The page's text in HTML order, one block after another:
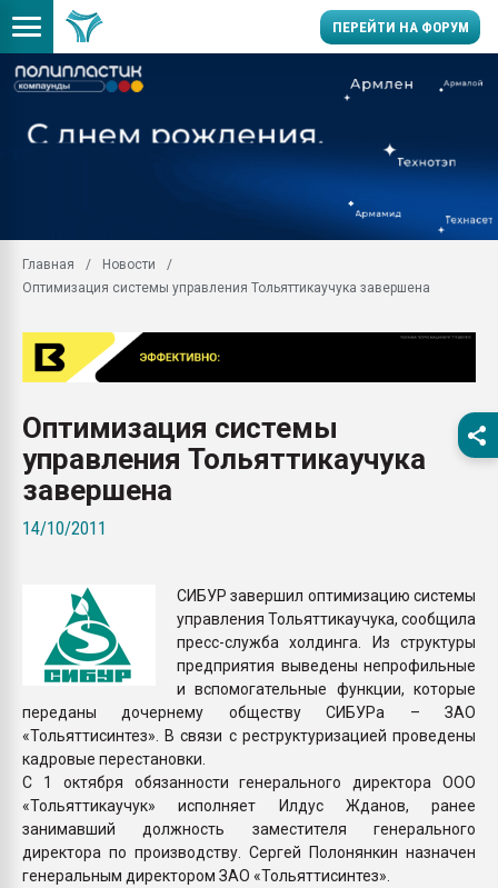
ПЕРЕЙТИ НА ФОРУМ
заводу пластмасс"
28.07.2026
28.07.2026
ситуацией на
ПЕРЕЙТИ НА
Главная
Новости
Оптимизация системы управления Тольяттикаучука завершена
Оптимизация системы
управления Тольяттикаучука
завершена
14/10/2011
СИБУР завершил оптимизацию системы
управления Тольяттикаучука, сообщила
пресс-служба холдинга. Из структуры
предприятия выведены непрофильные
и вспомогательные функции, которые
переданы дочернему обществу СИБУРа – ЗАО
«Тольяттисинтез». В связи с реструктуризацией проведены
кадровые перестановки.
С 1 октября обязанности генерального директора ООО
«Тольяттикаучук» исполняет Илдус Жданов, ранее
занимавший должность заместителя генерального
директора по производству. Сергей Полонянкин назначен
генеральным директором ЗАО «Тольяттисинтез».